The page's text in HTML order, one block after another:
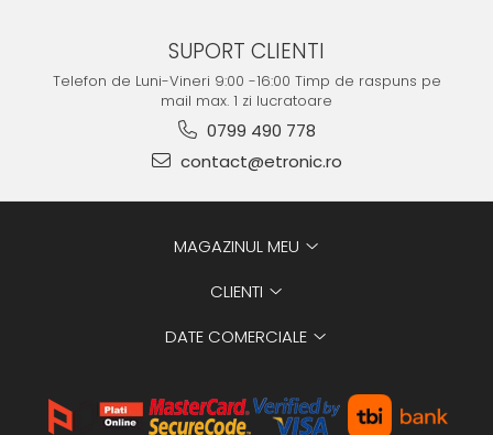
SUPORT CLIENTI
Telefon de Luni-Vineri 9:00 -16:00 Timp de raspuns pe
mail max. 1 zi lucratoare
0799 490 778
contact@etronic.ro
MAGAZINUL MEU
CLIENTI
DATE COMERCIALE